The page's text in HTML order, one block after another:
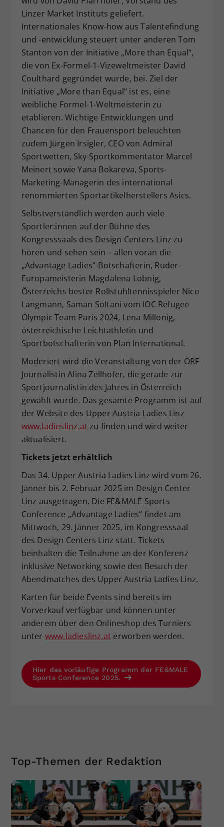
Linzer Market Instituts geliefert.
Internationales Know-how aus Talentefindung
und -entwicklung steuert unter anderen Tom
Stanton von der Initiative „More than Equal“,
die von Ex-Formel-1-Vizeweltmeister David
Coulthard gegründet wurde, bei. Ziel der
Initiative „More than Equal“ ist es, eine
weibliche Formel-1-Weltmeisterin zu
etablieren. Wichtige Entwicklungen und
Chancen für den Frauensport beleuchten
zudem Jürgen Irsigler, CEO von Admiral
Sportwetten, Sky-Sportkommentator Marcel
Meinert sowie Yana Bokareva, Sports-
Marketing-Managerin des international
renommierten Sportartikelherstellers Asics.
Selbstverständlich werden auch viele
Sportler:innen auf der Bühne des
Kongresssaals des Design Centers Linz zu
hören und sehen sein – allen voran die
„Advantage Ladies“-Botschafterin, Ruder-
Europameisterin Magdalena Lobnig,
Österreichs bester Rollstuhltennisspieler Nico
Langmann, Saman Soltani vom IOC Refugee
Olympic Team Paris 2024, Lena Millonig,
österreichische Leichtathletin und
Sportbotschafterin von Plan International.
Moderiert wird die Veranstaltung von der ORF-
Journalistin Alina Zellhofer, die gerade zur
Sportjournalistin des Jahres in Österreich
gewählt wurde. Das gesamte Programm ist auf
der Website des Upper Austria Ladies Linz
www.ladieslinz.atzu finden und wird weiter
aktualisiert.
Tickets jetzt erhältlich
Das 34. Upper Austria Ladies Linz wird vom 26.
Jänner bis 2. Februar 2025 im Design Center
Linz ausgetragen. Die FE&MALE Sports
Conference „Advantage Ladies“ findet am
Mittwoch, 29. Jänner 2025, im Kongresssaal
des Design Centers Linz statt. Tickets
beinhalten die Teilnahme an der Konferenz
inklusive Networking sowie den Besuch der
Abendmatches des Upper Austria Ladies Linz.
Karten für beide Events sind bereits im
Vorverkauf verfügbar und können unter
anderem über den Onlineshop des Turniers
unter www.ladieslinz.at erworben werden.
Hier das vorläufige Programm der FE&MALE
Sports Conference 2025.
Top-Themen der Redaktion